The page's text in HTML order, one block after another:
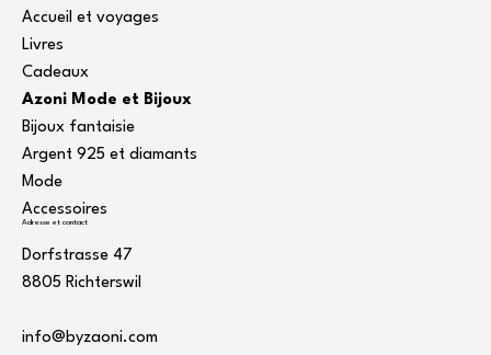
Accueil et voyages
Livres
Cadeaux
Azoni Mode et Bijoux
Bijoux fantaisie
Argent 925 et diamants
Mode
Accessoires
Adresse et contact
Dorfstrasse 47
8805 Richterswil
info@byzaoni.com